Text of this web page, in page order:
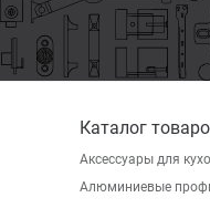
Каталог
Аксессуары для
Алюминиевые